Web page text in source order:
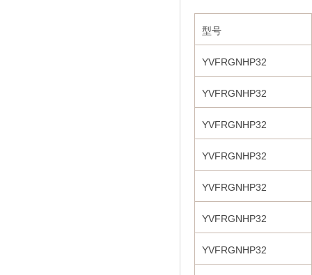
型号
YVFRGNHP32
YVFRGNHP32
YVFRGNHP32
YVFRGNHP32
YVFRGNHP32
YVFRGNHP32
YVFRGNHP32